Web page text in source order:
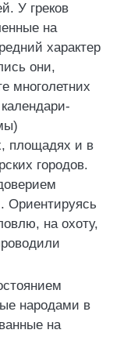
У греков
на
характер
они,
многолетних
площадях и в
городов.
Ориентируясь
на охоту,
народами в
на